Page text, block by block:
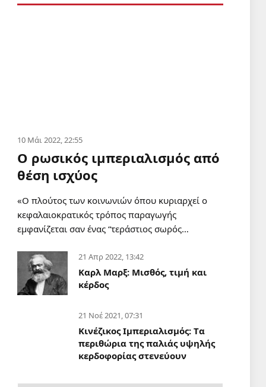
6 Αυγ 2026, 00:01
ΔΙΕΘΝΗ
Οι δυνάμεις της Υεμένης
έπληξαν το αεροδρόμιο της
Ναζράν στη Σαουδική Αραβία
και ένα τάνκερ
5 Αυγ 2026, 20:22
ΔΙΕΘΝΗ
«Δεν ήταν δικό μας σχέδιο»: Ο
Νετανιάχου απορρίπτει την
«ιστορική συμφωνία
προώθησε ο Τραμπ
ΔΙΕΘΝΗ
Βαριές απώλειες των
5 Αυγ 2026, 18:59
10 Μάι 2022, 22:55
Ο ρωσικός ιμπεριαλισμός από
θέση ισχύος
«Ο πλούτος των κοινωνιών όπου κυριαρχεί ο
κεφαλαιοκρατικός τρόπος παραγωγής
εμφανίζεται σαν ένας “τεράστιος σωρός…
21 Απρ 2022, 13:42
Καρλ Μαρξ: Μισθός, τιμή και
κέρδος
21 Νοέ 2021, 07:31
Κινέζικος Ιμπεριαλισμός: Tα
περιθώρια της παλιάς υψηλής
κερδοφορίας στενεύουν